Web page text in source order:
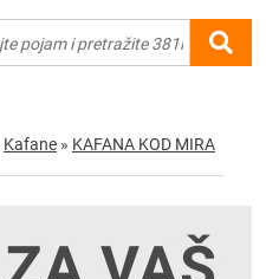
Kafane » KAFANA KOD MIRA